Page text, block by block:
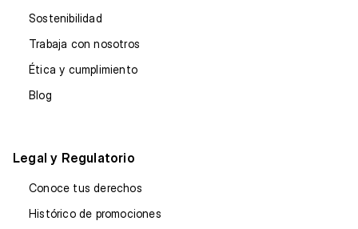
Sostenibilidad
Trabaja con nosotros
Ética y cumplimiento
Blog
Legal y Regulatorio
Conoce tus derechos
Histórico de promociones